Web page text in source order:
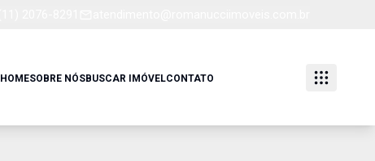
HOMESOBRE NÓSBUSCAR IMÓVELCONTATO